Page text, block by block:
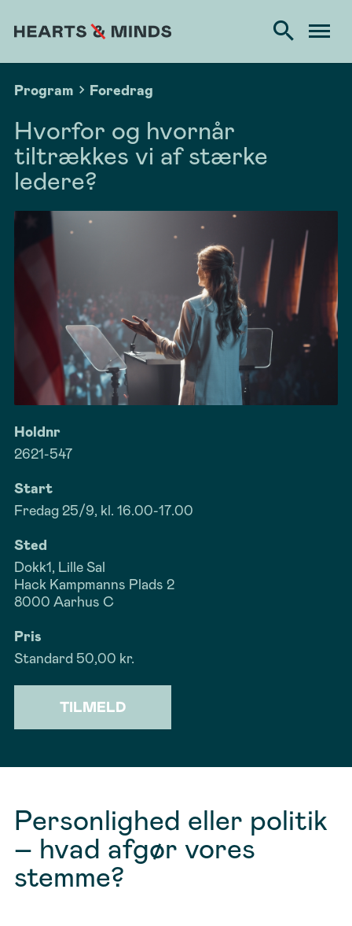
Program Foredrag
Hvorfor og hvornår
tiltrækkes vi af stærke
ledere?
Holdnr
2621-547
Start
Fredag 25/9, kl. 16.00-17.00
Sted
Dokk1, Lille Sal
Hack Kampmanns Plads 2
8000 Aarhus C
Pris
Standard 50,00 kr.
TILMELD
Personlighed eller politik
– hvad afgør vores
stemme?